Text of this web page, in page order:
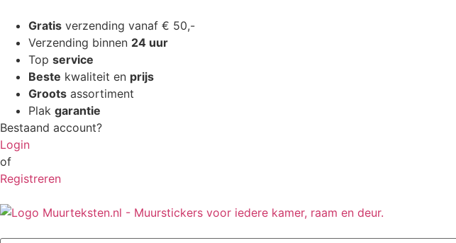
Gratis verzending vanaf € 50,-
Verzending binnen 24 uur
Top service
Beste kwaliteit en prijs
Groots assortiment
Plak garantie
Bestaand account?
Login
of
Registreren